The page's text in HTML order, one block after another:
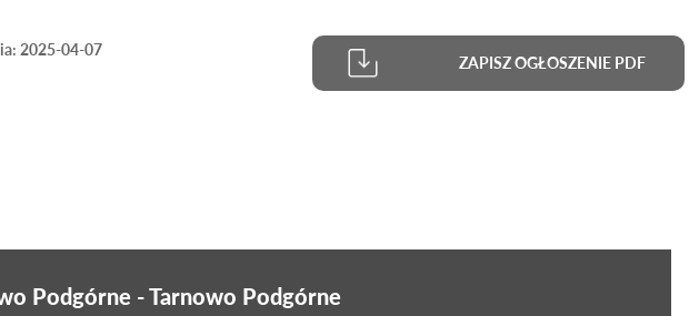
2025-04-07
ZAPISZ OGŁOSZENIE PDF
Podgórne - Tarnowo Podgórne